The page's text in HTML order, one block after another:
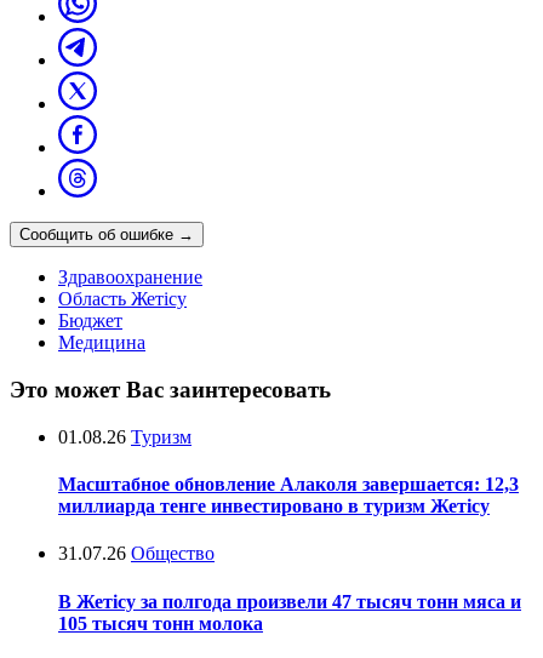
Сообщить об ошибке →
Здравоохранение
Область Жетісу
Бюджет
Медицина
Это может Вас заинтересовать
01.08.26 Туризм
Масштабное обновление Алаколя завершается: 12,3
миллиарда тенге инвестировано в туризм Жетісу
31.07.26 Общество
В Жетісу за полгода произвели 47 тысяч тонн мяса и
105 тысяч тонн молока